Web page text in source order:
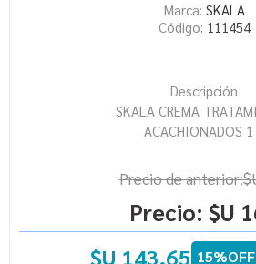
Marca: SKALA
Código: 111454
Descripción
SKALA CREMA
ACACHIONADOS 1
Precio de anterior:
Precio: $U
$U 143,65 15%OFF